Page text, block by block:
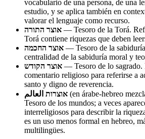
vocabulario de una persona, de una
estudio, y se aplica también en
valorar el lenguaje como recurso.
אוצר התורה — Tesoro de la Torá.
Torá contiene riquezas que deben
אוצר החכמה — Tesoro de la
centralidad de la sabiduría moral y
אוצר הקודש — Tesoro de lo
comentario religioso para referirse a
santo y digno de reverencia.
אוצרות العالم (en árabe-hebreo
Tesoro de los mundos; a veces
interreligiosos para describir la
es un uso menos formal en hebreo,
multilingües.